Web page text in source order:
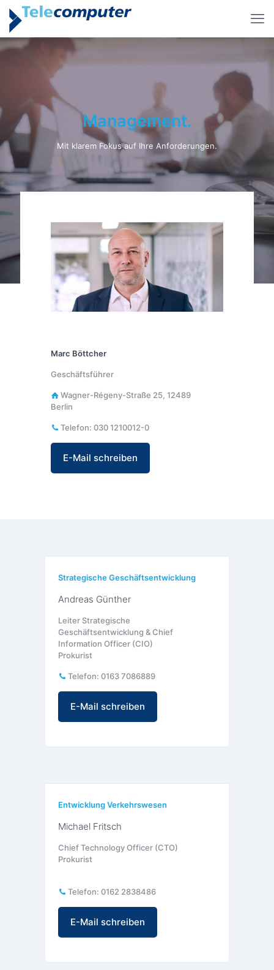
Management.
Mit klarem Fokus auf Ihre Anforderungen.
Marc Böttcher
Geschäftsführer
Wagner-Régeny-Straße 25, 12489
Berlin
Telefon: 030 1210012-0
E-Mail schreiben
Strategische Geschäftsentwicklung
Andreas Günther
Leiter Strategische
Geschäftsentwicklung & Chief
Information Officer (CIO)
Prokurist
Telefon:0163 7086889
E-Mail schreiben
Entwicklung Verkehrswesen
Michael Fritsch
Chief Technology Officer (CTO)
Prokurist
Telefon:0162 2838486
E-Mail schreiben